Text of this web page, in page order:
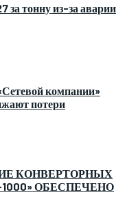
за тонну из-за аварии
компании»
потери
КОНВЕРТОРНЫХ
ОБЕСПЕЧЕНО